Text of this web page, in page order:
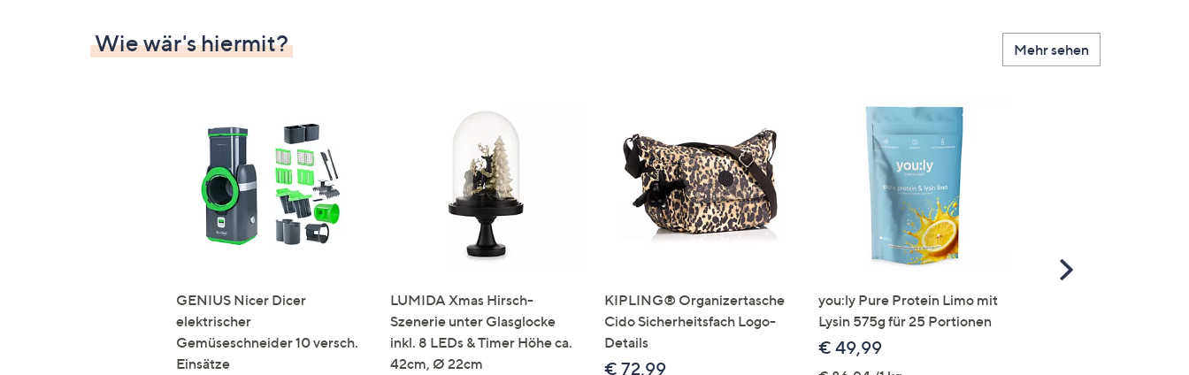
Wie wär's hiermit? Mehr sehen
GENIUS Nicer Dicer
elektrischer
Gemüseschneider 10 versch.
Einsätze
LUMIDA Xmas Hirsch-
Szenerie unter Glasglocke
inkl. 8 LEDs & Timer Höhe ca.
42cm, Ø 22cm
KIPLING® Organizertasche
Cido Sicherheitsfach Logo-
Details
€ 72,99
you:ly Pure Protein Limo mit
Lysin 575g für 25 Portionen
€ 49,99
Scroll